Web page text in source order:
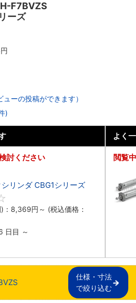
F7BVZS
ーズ
円
ーの投稿ができます）
)
討ください
リンダ CBG1シリーズ
8,369円 ～ (税込価格：
日目 ～
よく
閲覧
仕様・寸法
で絞り込む